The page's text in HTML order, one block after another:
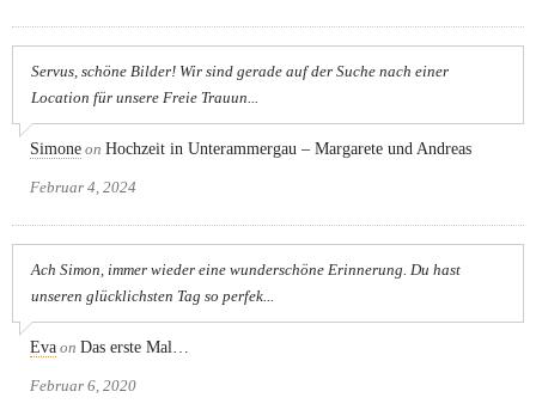
Servus, schöne Bilder! Wir sind gerade auf der Suche nach einer
Location für unsere Freie Trauun...
Simone on Hochzeit in Unterammergau – Margarete und Andreas
Februar 4, 2024
Ach Simon, immer wieder eine wunderschöne Erinnerung. Du hast
unseren glücklichsten Tag so perfek...
Eva on Das erste Mal…
Februar 6, 2020